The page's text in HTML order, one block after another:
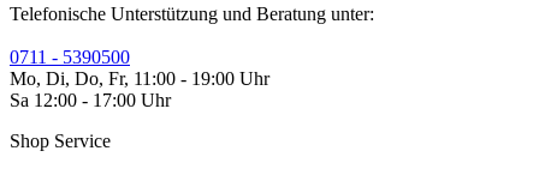
Telefonische Unterstützung und Beratung unter:
0711 - 5390500
Mo, Di, Do, Fr, 11:00 - 19:00 Uhr
Sa 12:00 - 17:00 Uhr
Shop Service